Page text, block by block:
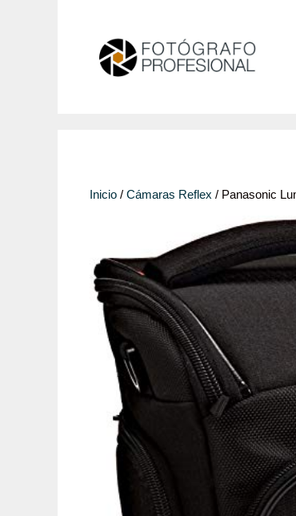
Inicio / Cámaras Reflex / Panasonic